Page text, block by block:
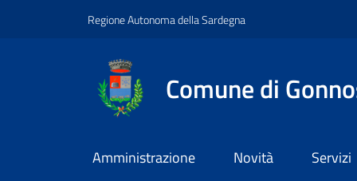
Regione Autonoma della Sardegna
Comune di
Amministrazione Novità Servizi